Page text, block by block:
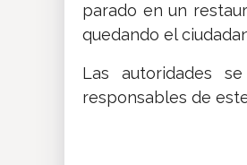
parado en un
quedando el
Las autoridades
responsables de